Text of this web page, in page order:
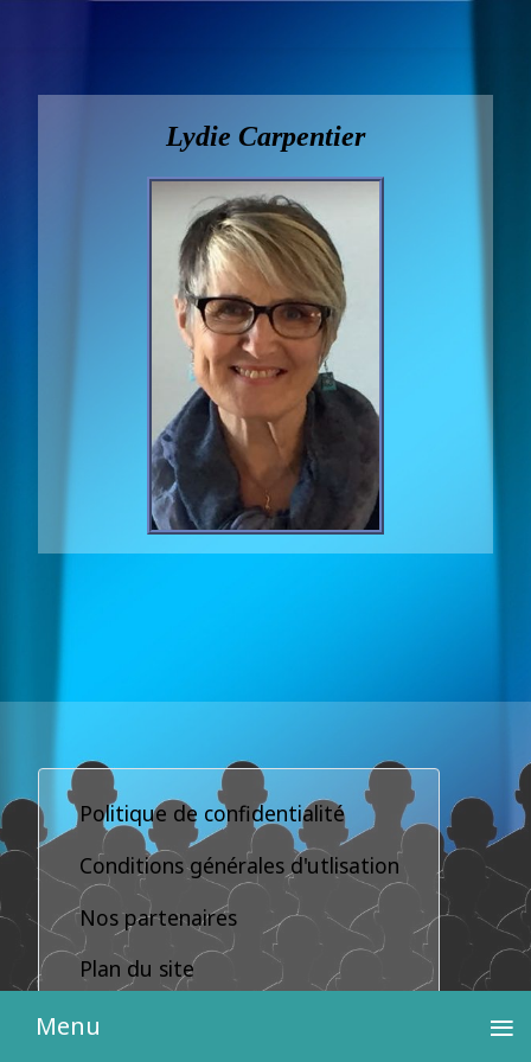
Menu ≡
Lydie Carpentier
Politique de confidentialité
Conditions générales d'utlisation
Nos partenaires
Plan du site